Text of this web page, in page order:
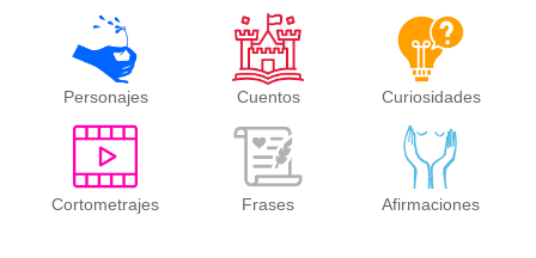
Personajes Cuentos Curiosidades
Cortometrajes Frases Afirmaciones